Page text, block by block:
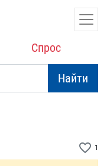
Спрос
Найти
favorite_border 1